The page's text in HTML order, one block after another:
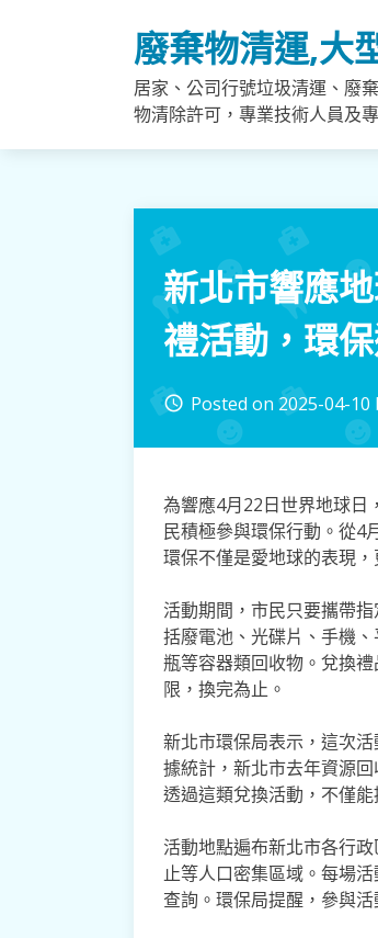
廢棄物清運,大
居家、公司行號垃圾清運、廢
物清除許可，專業技術人員及
新北市響應
禮活動，環
access_time Posted on2025-04-10
為響應4月22日世界地球日
民積極參與環保行動。從4
環保不僅是愛地球的表現
活動期間，市民只要攜帶
括廢電池、光碟片、手機
瓶等容器類回收物。兌換
限，換完為止。
新北市環保局表示，這次
據統計，新北市去年資源
透過這類兌換活動，不僅
活動地點遍布新北市各行
止等人口密集區域。每場
查詢。環保局提醒，參與